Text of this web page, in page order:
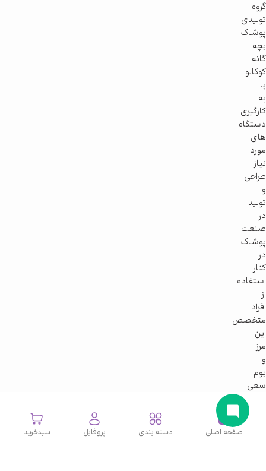
صفحه اصلی دسته بندی پروفایل سبدخرید
گروه
تولیدی
پوشاک
بچه
گانه
کوکالو
با
به
کارگیری
دستگاه
های
مورد
نیاز
طراحی
و
تولید
در
صنعت
پوشاک
در
کنار
استفاده
از
افراد
متخصص
این
مرز
و
بوم
سعی
ارتقای